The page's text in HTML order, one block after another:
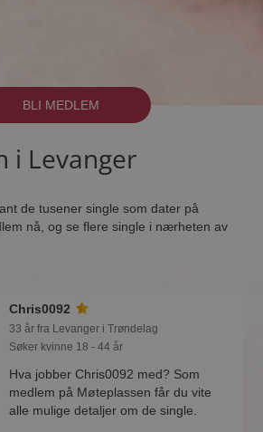
BLI MEDLEM
i Levanger
de tusener single som dater på
nå, og se flere single i nærheten av
Chris0092
33 år fra Levanger i Trøndelag
Søker kvinne 18 - 44 år
Hva jobber Chris0092 med? Som
medlem på Møteplassen får du vite
alle mulige detaljer om de single.